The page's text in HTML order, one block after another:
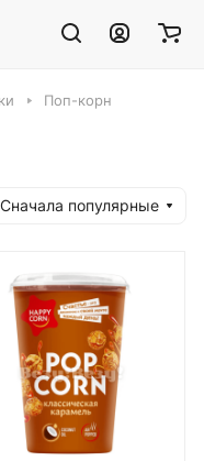
Поп-корн
Сначала популярные